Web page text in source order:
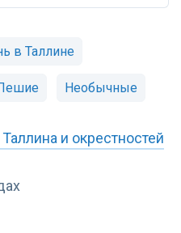
в Таллине
Необычные
и окрестностей